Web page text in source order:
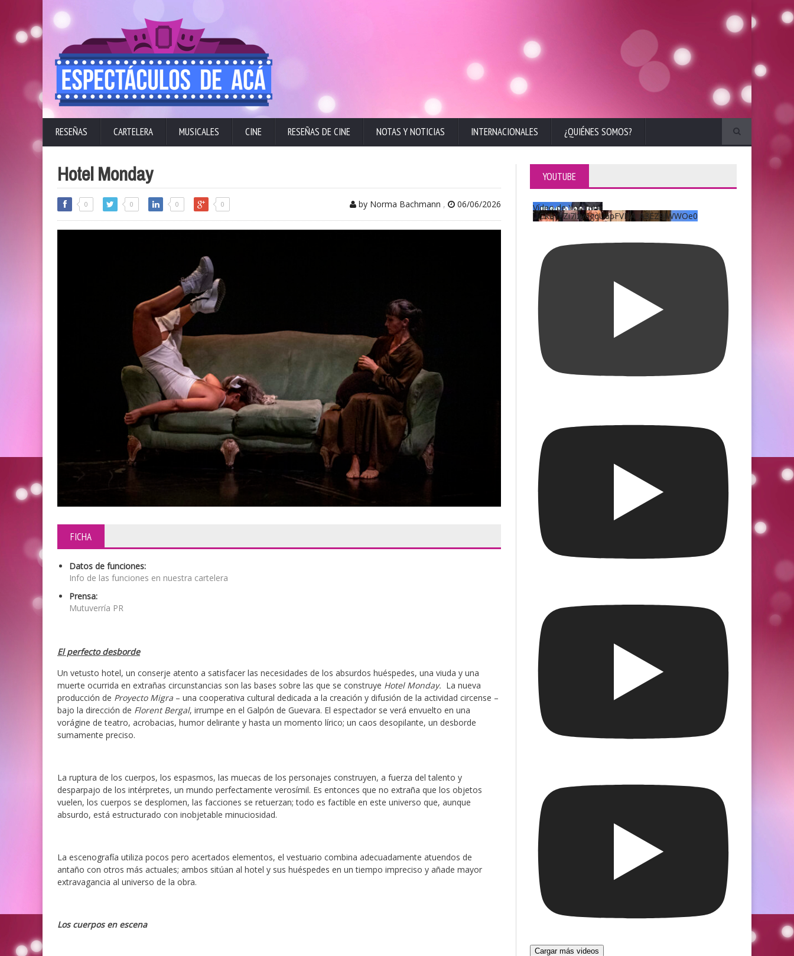
RESEÑAS CARTELERA MUSICALES CINE RESEÑAS DE CINE NOTAS Y NOTICIAS INTERNACIONALES ¿QUIÉNES SOMOS?
Hotel Monday
0 0 0 0 by Norma Bachmann , 06/06/2026
FICHA
Datos de funciones:
Info de las funciones en nuestra cartelera
Prensa:
Mutuverría PR
El perfecto desborde
Un vetusto hotel, un conserje atento a satisfacer las necesidades de los absurdos huéspedes, una viuda y una
muerte ocurrida en extrañas circunstancias son las bases sobre las que se construye Hotel Monday. La nueva
producción de Proyecto Migra – una cooperativa cultural dedicada a la creación y difusión de la actividad circense –
bajo la dirección de Florent Bergal, irrumpe en el Galpón de Guevara. El espectador se verá envuelto en una
vorágine de teatro, acrobacias, humor delirante y hasta un momento lírico; un caos desopilante, un desborde
sumamente preciso.
La ruptura de los cuerpos, los espasmos, las muecas de los personajes construyen, a fuerza del talento y
desparpajo de los intérpretes, un mundo perfectamente verosímil. Es entonces que no extraña que los objetos
vuelen, los cuerpos se desplomen, las facciones se retuerzan; todo es factible en este universo que, aunque
absurdo, está estructurado con inobjetable minuciosidad.
La escenografía utiliza pocos pero acertados elementos, el vestuario combina adecuadamente atuendos de
antaño con otros más actuales; ambos sitúan al hotel y sus huéspedes en un tiempo impreciso y añade mayor
extravagancia al universo de la obra.
Los cuerpos en escena
YOUTUBE
Vídeo de YouTube
UCKqYjiZi7lzy6gqU6pFVFiA_A3EZ9JWWOe0
Cargar más videos